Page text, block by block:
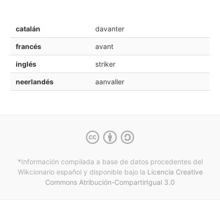
catalán davanter
francés avant
inglés striker
neerlandés aanvaller
*Información compilada a base de datos procedentes del
Wikcionario español y disponible bajo la Licencia Creative
Commons Atribución-CompartirIgual 3.0